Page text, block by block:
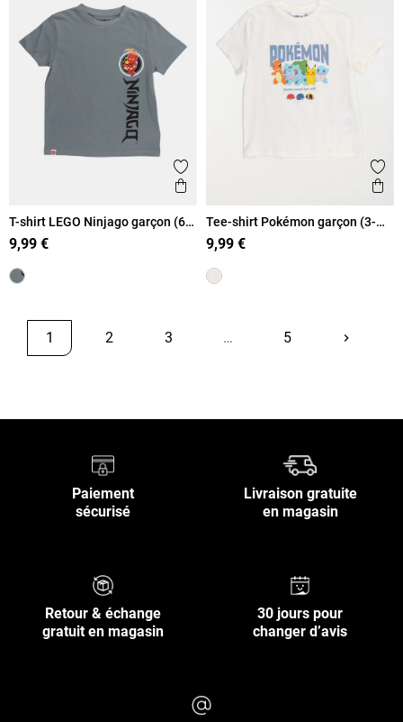
Ajouter aux favoris
Aperçu rapide
T-shirt LEGO Ninjago garçon (6-
12A)
9,99 €
Tee-shirt Pokémon garçon (3-
8A)
9,99 €
1 2 3 … 5 keyboard_arrow_rightSuivant
Paiement
sécurisé
Livraison gratuite
en magasin
Retour & échange
gratuit en magasin
30 jours pour
changer d’avis